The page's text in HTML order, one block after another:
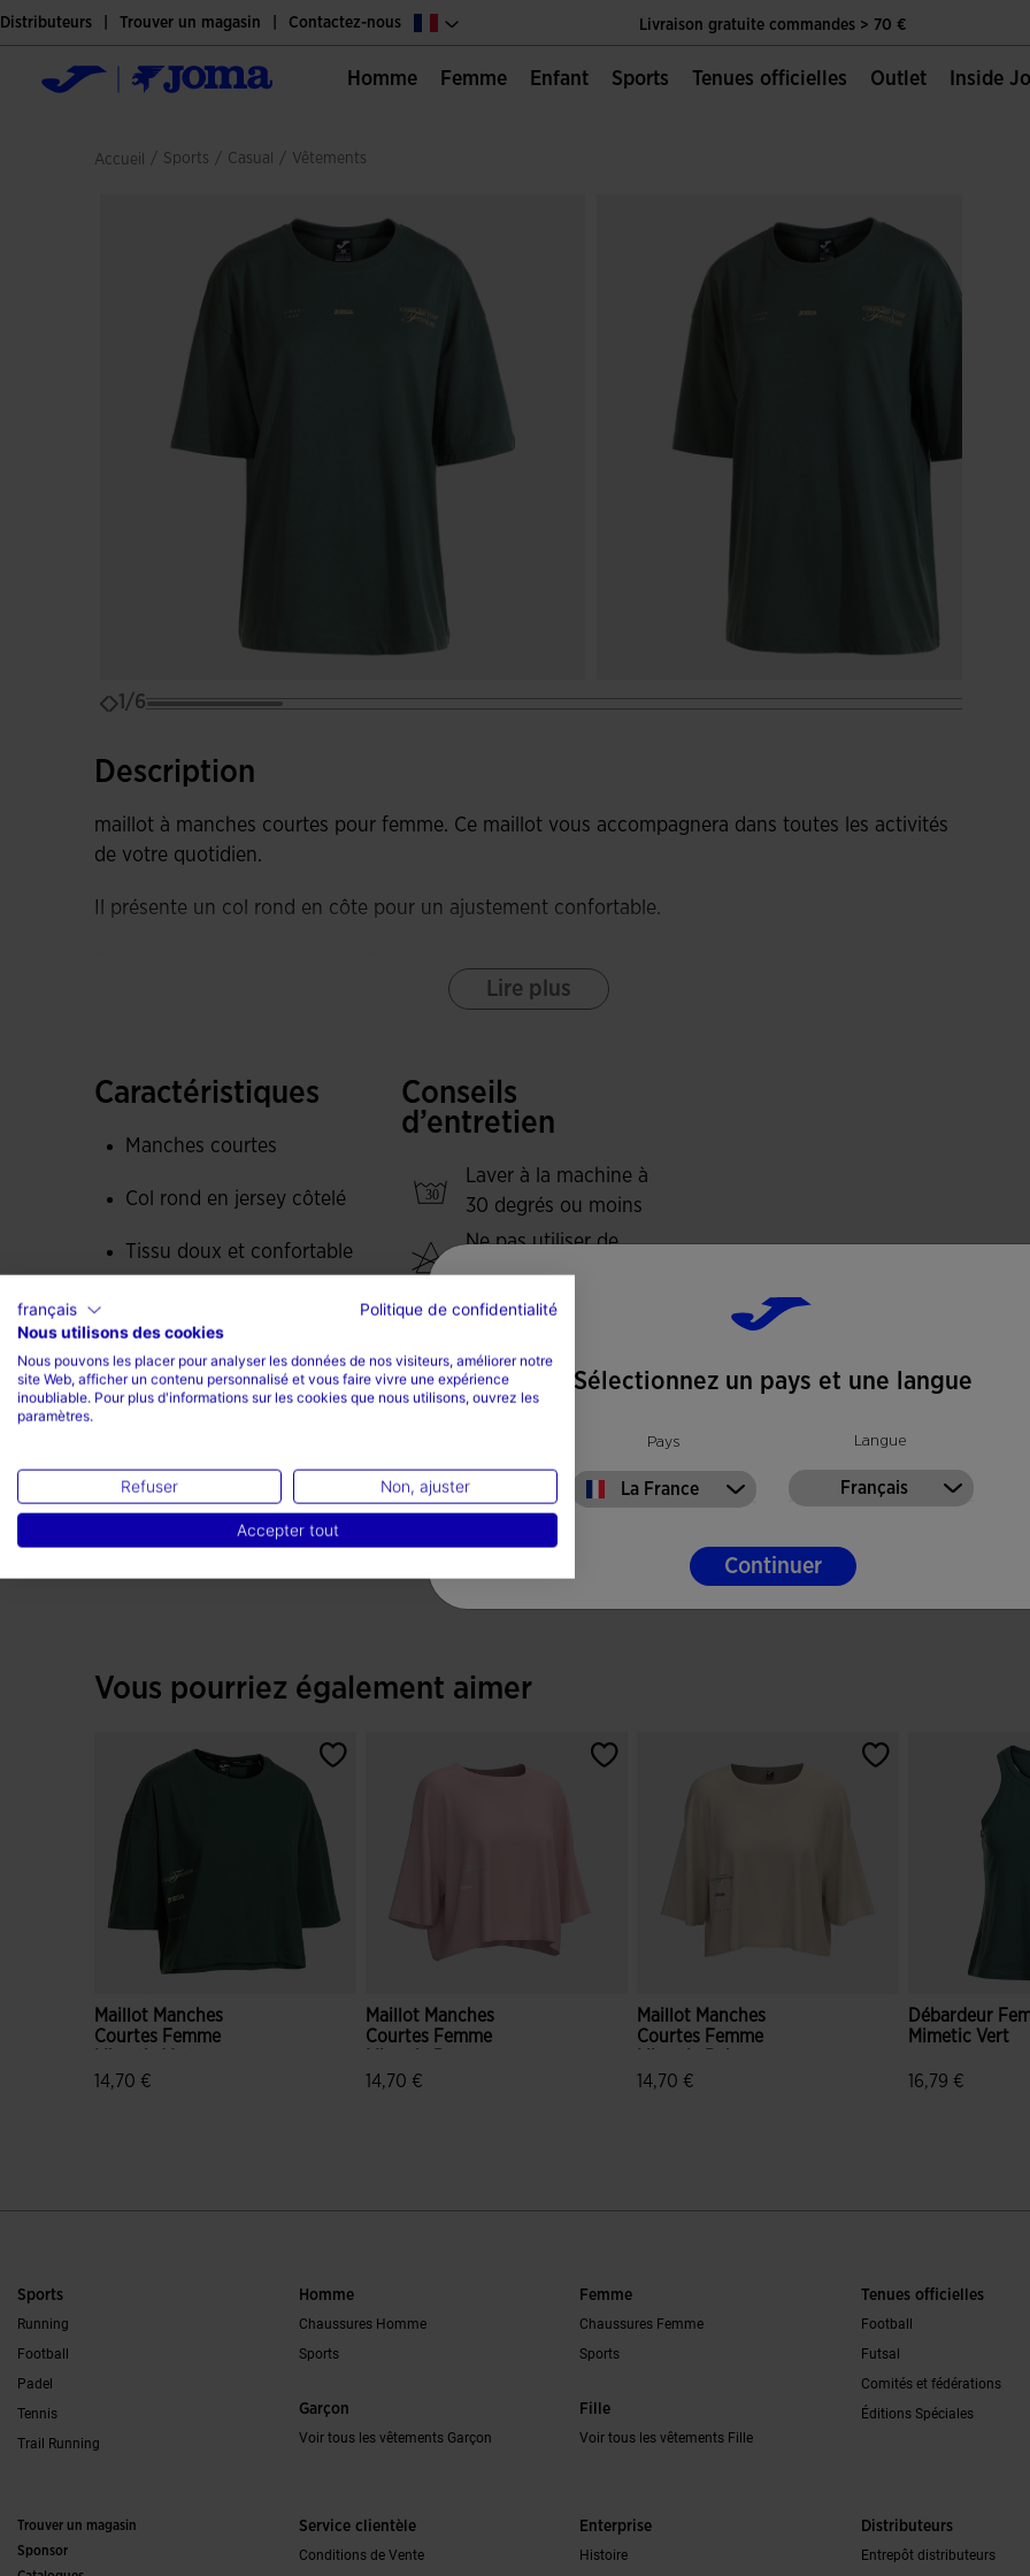
Livraison gratuite commandes > 70 €
Unique Page Officielle de Joma Sport
Livraison gratuite commandes > 70 €
Distributeurs Trouver un magasin Contactez-nous
Homme Femme Enfant Sports Tenues officielles Outlet Inside
Accueil / sports / casual / vêtements
1/6
Description
maillot à manches courtes pour femme. Ce maillot vous accompagnera dans toutes les activités
de votre quotidien.
Il présente un col rond en côte pour un ajustement confortable.
Agréable au contact de la peau et qui prolonge la durabilité du vêtement.
Lire plus
Caractéristiques
Manches courtes
Col rond en jersey côtelé
Tissu doux et confortable
Liberté de mouvement
Type de coupe : régulière
60% Coton, 40% Polyester
Conseils
d’entretien
Laver à la machine à
30 degrés ou moins
Ne pas utiliser de
javel
Ne pas mettre au
Repasser à une
température
Ne pas nettoyer à
Vous pourriez également aimer
Maillot Manches
Courtes Femme
14,70 €
Maillot Manches
Courtes Femme
14,70 €
Maillot Manches
Courtes Femme
14,70 €
Débardeur
Mimetic Vert
16,79 €
Sports
Running
Football
Padel
Tennis
Trail Running
Homme
Chaussures Homme
Sports
Garçon
Voir tous les vêtements Garçon
Femme
Chaussures Femme
Sports
Fille
Voir tous les vêtements Fille
Tenues officielles
Football
Futsal
Comités et fédérations
Éditions Spéciales
Trouver un magasin
Sponsor
Service clientèle
Conditions de Vente
Enterprise
Histoire
Distributeurs
Entrepôt distributeurs
Sélectionnez un pays et une langue
Pays
La France
Langue
Français
Continuer
français
Politique de confidentialité
Nous utilisons des cookies
Nous pouvons les placer pour analyser les données de nos visiteurs, améliorer notre
site Web, afficher un contenu personnalisé et vous faire vivre une expérience
inoubliable. Pour plus d'informations sur les cookies que nous utilisons, ouvrez les
paramètres.
Refuser Non, ajuster
Accepter tout